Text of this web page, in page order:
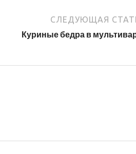
СЛЕДУЮЩАЯ
Куриные бедра в